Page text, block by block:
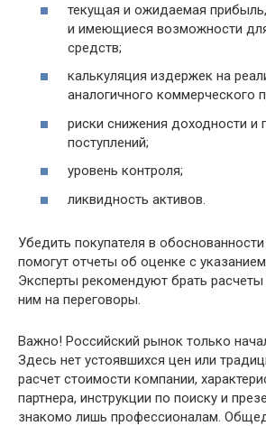
текущая и ожидаемая
и имеющиеся возможности
средств;
калькуляция издержек на
аналогичного коммерческого
риски снижения доходности и
поступлений;
уровень контроля;
ликвидность активов.
Убедить покупателя в
помогут отчеты об оценке с
Эксперты рекомендуют брать
ним на переговоры.
Важно! Российский рынок только
Здесь нет устоявшихся цен или
расчет стоимости компании,
партнера, инструкции по поиску и
знакомо лишь профессионалам.